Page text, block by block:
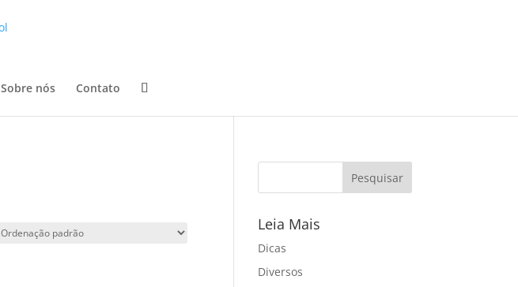
Sobre nós Contato
Leia Mais
Dicas
Diversos